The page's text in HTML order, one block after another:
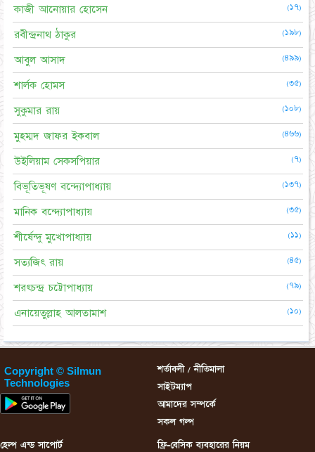
কাজী আনোয়ার হোসেন (১৭)
রবীন্দ্রনাথ ঠাকুর (১৯৮)
আবুল আসাদ (৪৯৯)
শার্লক হোমস (৩৫)
সুকুমার রায় (১০৮)
মুহম্মদ জাফর ইকবাল (৪৬৬)
উইলিয়াম সেকসপিয়ার (৭)
বিভূতিভূষণ বন্দ্যোপাধ্যায় (১৩৭)
মানিক বন্দ্যোপাধ্যায় (৩৫)
শীর্ষেন্দু মুখোপাধ্যায় (১১)
সত্যজিৎ রায় (৪৫)
শরৎচন্দ্র চট্টোপাধ্যায় (৭৯)
এনায়েতুল্লাহ আলতামাশ (১০)
Copyright © Silmun
Technologies
শর্তাবলী / নীতিমালা
সাইটম্যাপ
আমাদের সম্পর্কে
সকল গল্প
হেল্প এন্ড সাপোর্ট
ফ্রি-বেসিক ব্যবহারের নিয়ম